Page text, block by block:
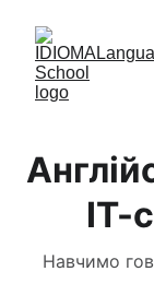
ІТ-
Навчимо